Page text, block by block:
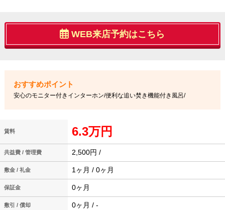
WEB来店予約はこちら
安心のモニター付きインターホン/便利な追い焚き機能付き風呂/
賃料 6.3万円
共益費 / 管理費 2,500円 /
敷金 / 礼金 1ヶ月 / 0ヶ月
保証金 0ヶ月
敷引 / 償却 0ヶ月 / -